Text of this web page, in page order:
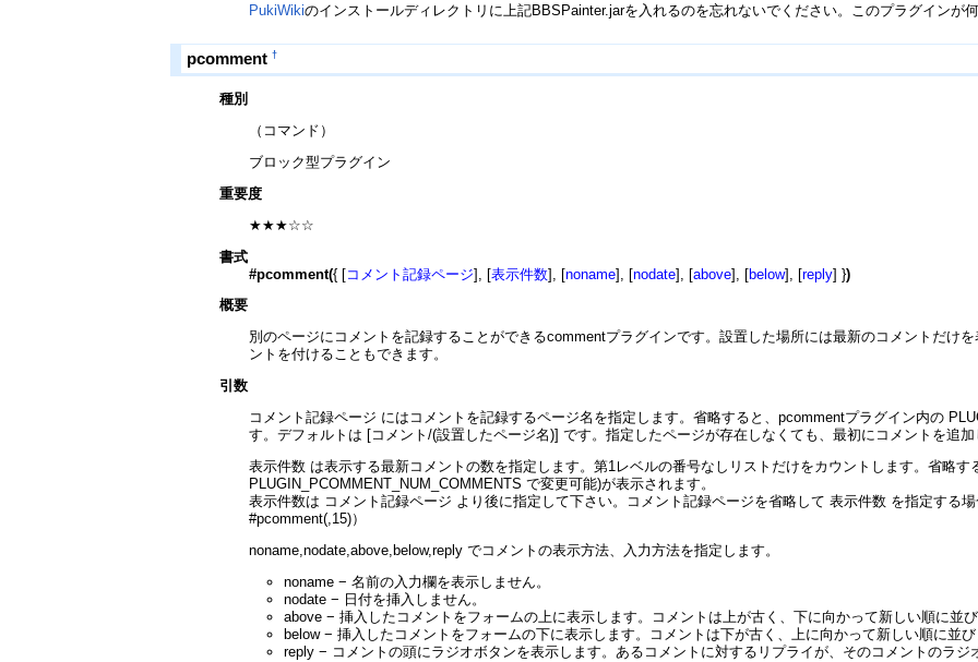
PukiWikiのインストールディレクトリに上記BBSPainter.jarを入れるのを忘れないでください。このプラグインが
pcomment †
種別
（コマンド）
ブロック型プラグイン
重要度
★★★☆☆
書式
#pcomment({ [コメント記録ページ], [表示件数], [noname], [nodate], [above], [below], [reply] })
概要
別のページにコメントを記録することができるcommentプラグインです。設置した場所には最新のコメントだけ
ントを付けることもできます。
引数
コメント記録ページ にはコメントを記録するページ名を指定します。省略すると、pcommentプラグイン内の
す。デフォルトは [コメント/(設置したページ名)] です。指定したページが存在しなくても、最初にコメントを追加
表示件数 は表示する最新コメントの数を指定します。第1レベルの番号なしリストだけをカウントします。省略す
PLUGIN_PCOMMENT_NUM_COMMENTS で変更可能)が表示されます。
表示件数は コメント記録ページ より後に指定して下さい。コメント記録ページを省略して 表示件数 を指定する
#pcomment(,15)）
noname,nodate,above,below,reply でコメントの表示方法、入力方法を指定します。
noname − 名前の入力欄を表示しません。
nodate − 日付を挿入しません。
above − 挿入したコメントをフォームの上に表示します。コメントは上が古く、下に向かって新しい順に並び
below − 挿入したコメントをフォームの下に表示します。コメントは下が古く、上に向かって新しい順に並び
reply − コメントの頭にラジオボタンを表示します。あるコメントに対するリプライが、そのコメントのラジ